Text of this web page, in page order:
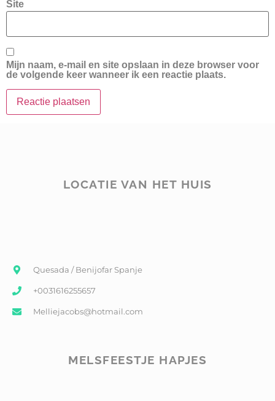
Site
Mijn naam, e-mail en site opslaan in deze browser voor
de volgende keer wanneer ik een reactie plaats.
LOCATIE VAN HET HUIS
Quesada / Benijofar Spanje
+0031616255657
Melliejacobs@hotmail.com
MELSFEESTJE HAPJES